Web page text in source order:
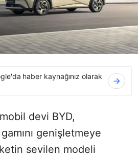
haber kaynağınız olarak
devi BYD,
genişletmeye
sevilen modeli